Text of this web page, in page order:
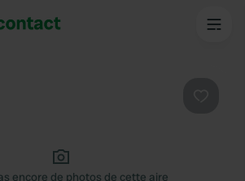
encore de photos de cette aire